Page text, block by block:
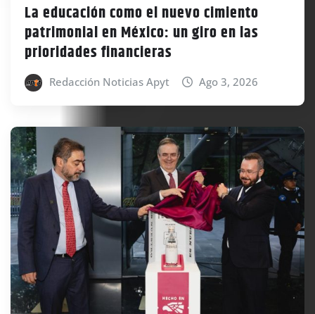
La educación como el nuevo cimiento
patrimonial en México: un giro en las
prioridades financieras
Redacción Noticias Apyt Ago 3, 2026